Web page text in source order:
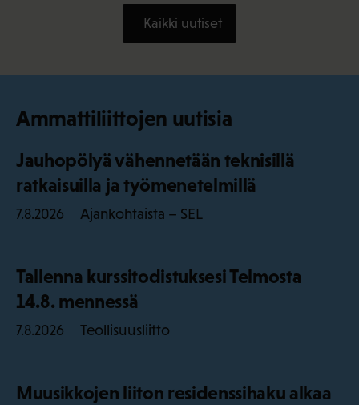
Kaikki uutiset
Ammattiliittojen uutisia
Jauhopölyä vähennetään teknisillä
ratkaisuilla ja työmenetelmillä
7.8.2026 Ajankohtaista – SEL
Tallenna kurssitodistuksesi Telmosta
14.8. mennessä
7.8.2026 Teollisuusliitto
Muusikkojen liiton residenssihaku alkaa